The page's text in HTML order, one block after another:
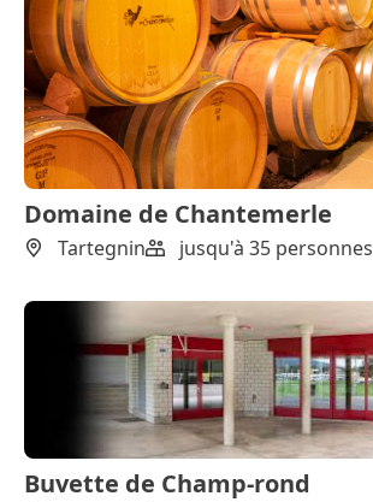
Domaine de Chantemerle
Tartegnin jusqu'à 35 personnes
Buvette de Champ-rond